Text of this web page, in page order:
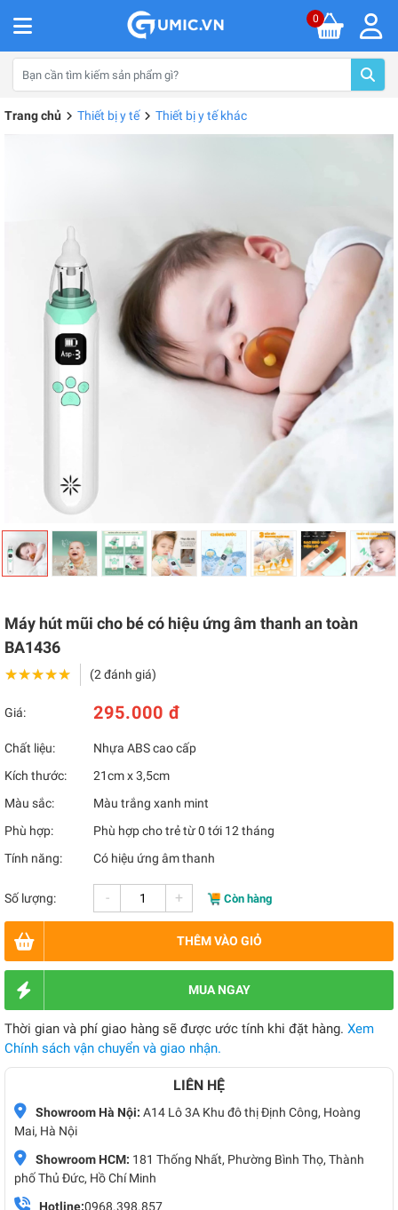
0
Trang chủ Thiết bị y tế Thiết bị y tế khác
Máy hút mũi cho bé có hiệu ứng âm thanh an toàn
BA1436
★★★★★
★★★★★ (2 đánh giá)
Giá: 295.000 đ
Chất liệu:
Nhựa ABS cao cấp
Kích thước:
21cm x 3,5cm
Màu sắc:
Màu trắng xanh mint
Phù hợp:
Phù hợp cho trẻ từ 0 tới 12 tháng
Tính năng:
Có hiệu ứng âm thanh
Số lượng: - + Còn hàng
THÊM VÀO GIỎ
MUA NGAY
Thời gian và phí giao hàng sẽ được ước tính khi đặt hàng. Xem
Chính sách vận chuyển và giao nhận.
LIÊN HỆ
Showroom Hà Nội: A14 Lô 3A Khu đô thị Định Công, Hoàng
Mai, Hà Nội
Showroom HCM: 181 Thống Nhất, Phường Bình Thọ, Thành
phố Thủ Đức, Hồ Chí Minh
Hotline:0968.398.857